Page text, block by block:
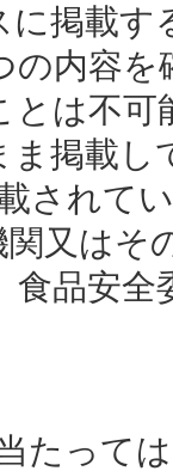
に掲載
の内容
とは不
ま掲載し
されて
又はそ
食品安
たって